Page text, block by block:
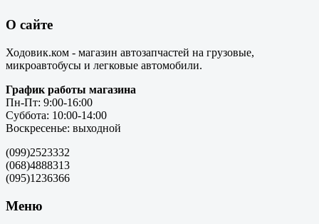
О сайте
Ходовик.ком - магазин автозапчастей на грузовые,
микроавтобусы и легковые автомобили.
График работы магазина
Пн-Пт: 9:00-16:00
Суббота: 10:00-14:00
Воскресенье: выходной
(099)2523332
(068)4888313
(095)1236366
Меню